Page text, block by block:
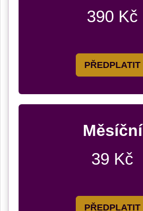
390 Kč
PŘEDPLATIT
Měsíční
39 Kč
PŘEDPLATIT